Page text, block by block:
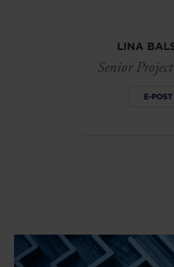
LINA
Senior
E-POST